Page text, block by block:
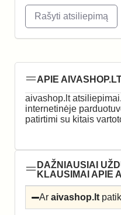
Rašyti atsiliepimą
APIE
aivashop.lt
internetinėje
patirtimi su kitais
DAŽNIAUSIAI
KLAUSIMAI APIE
Araivashop.lt